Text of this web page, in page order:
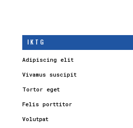
I K T G
Adipiscing elit
Vivamus suscipit
Tortor eget
Felis porttitor
Volutpat